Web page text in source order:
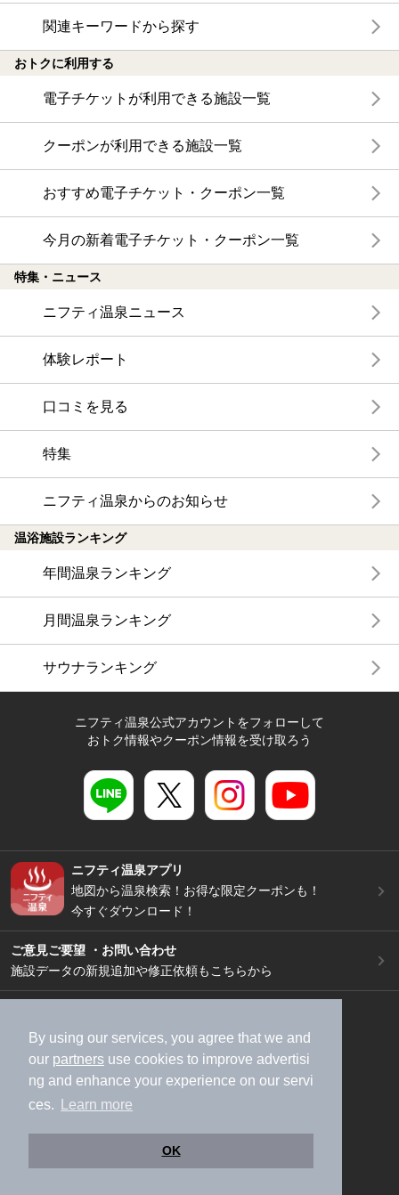
By using our services, you agree that we and
our partners use cookies to improve advertisi
ng and enhance your experience on our servi
ces.
Learn more
OK
関連キーワードから探す
おトクに利用する
電子チケットが利用できる施設一覧
クーポンが利用できる施設一覧
おすすめ電子チケット・クーポン一覧
今月の新着電子チケット・クーポン一覧
特集・ニュース
ニフティ温泉ニュース
体験レポート
口コミを見る
特集
ニフティ温泉からのお知らせ
温浴施設ランキング
年間温泉ランキング
月間温泉ランキング
サウナランキング
ニフティ温泉公式アカウントをフォローして
おトク情報やクーポン情報を受け取ろう
ニフティ温泉アプリ
地図から温泉検索！お得な限定クーポンも！
今すぐダウンロード！
ご意見ご要望 ・お問い合わせ
施設データの新規追加や修正依頼もこちらから
加盟店募集（資料請求）
広告出稿のご案内
利用規約
ライフスタイルMEMBERS+規約
特定商取引法に基づく表記
ヘルプ
採用情報
運営会社